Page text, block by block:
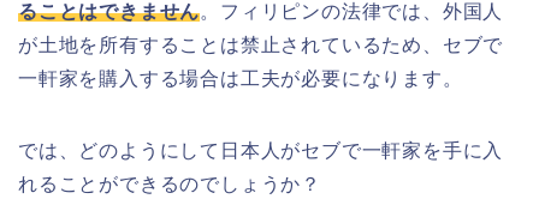
ることはできません。フィリピンの法律では、外国人
が土地を所有することは禁止されているため、セブで
一軒家を購入する場合は工夫が必要になります。
では、どのようにして日本人がセブで一軒家を手に入
れることができるのでしょうか？